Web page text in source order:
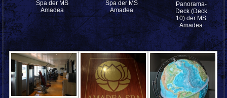
Spa der MS
Amadea
Spa der MS
Amadea
Panorama-
Deck (Deck
10) der MS
Amadea